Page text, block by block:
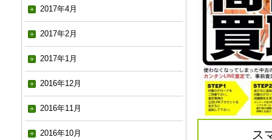
2017年4月
2017年2月
2017年1月
2016年12月
2016年11月
2016年10月 ス